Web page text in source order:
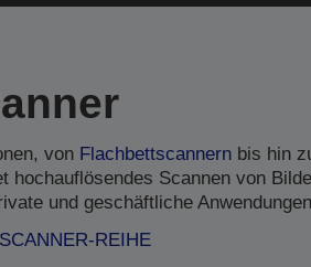
von Flachbettscannern bis hin
hochauflösendes Scannen von
und geschäftliche
REIHE